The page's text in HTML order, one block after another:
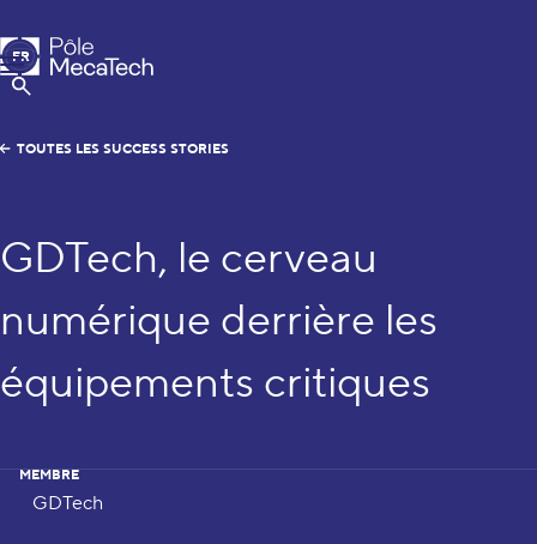
Pôle MecaTech
Menu
Afficher la Recherche
FR
EN
TOUTES LES SUCCESS STORIES
GDTech, le cerveau
numérique derrière les
équipements critiques
MEMBRE
GDTech